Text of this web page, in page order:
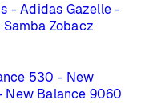
- Adidas Gazelle -
Zobacz
530 - New
New Balance 9060